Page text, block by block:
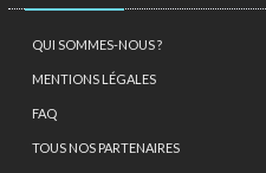
QUI SOMMES-NOUS ?
MENTIONS LÉGALES
FAQ
TOUS NOS PARTENAIRES